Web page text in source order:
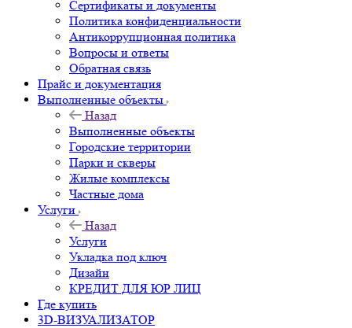
Сертификаты и документы
Политика конфиденциальности
Антикоррупционная политика
Вопросы и ответы
Обратная связь
Прайс и документация
Выполненные объекты
Назад
Выполненные объекты
Городские территории
Парки и скверы
Жилые комплексы
Частные дома
Услуги
Назад
Услуги
Укладка под ключ
Дизайн
КРЕДИТ ДЛЯ ЮР ЛИЦ
Где купить
3D-ВИЗУАЛИЗАТОР